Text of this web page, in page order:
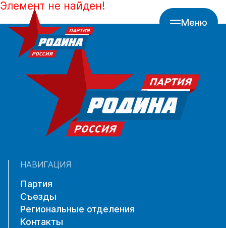
Меню
Элемент не найден!
НАВИГАЦИЯ
Партия
Съезды
Региональные отделения
Контакты